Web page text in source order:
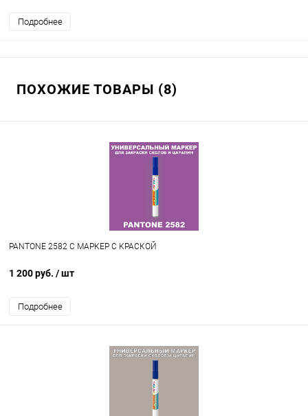
Подробнее
ПОХОЖИЕ ТОВАРЫ (8)
PANTONE 2582 C МАРКЕР С КРАСКОЙ
1 200 руб. / шт
Подробнее